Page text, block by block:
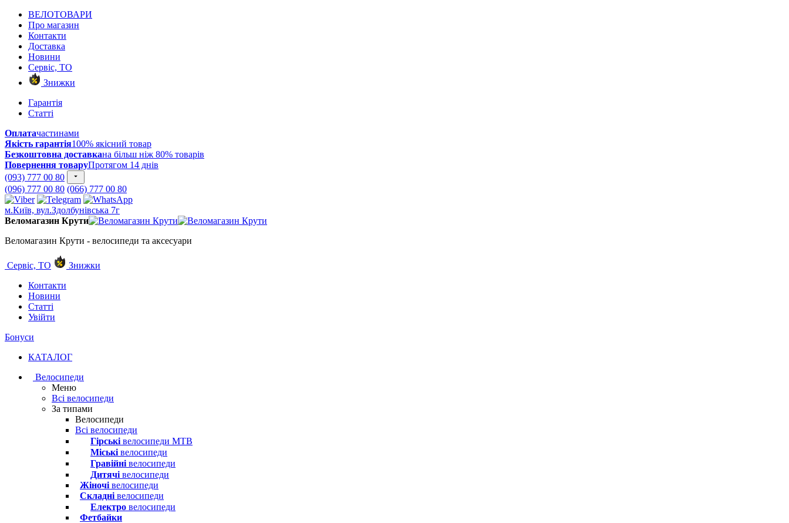
ВЕЛОТОВАРИ
Про магазин
Контакти
Доставка
Новини
Сервіс, ТО
Знижки
Гарантія
Статті
Оплатачастинами
Якість гарантія100% якісний товар
Безкоштовна доставкана більш ніж 80% товарів
Повернення товаруПротягом 14 днів
(093) 777 00 80
(096) 777 00 80 (066) 777 00 80
м.Київ, вул.Здолбунівська 7г
Веломагазин Крути
Веломагазин Крути - велосипеди та аксесуари
Сервіс, ТО
Знижки
Контакти
Новини
Статті
Увійти
Бонуси
КАТАЛОГ
Велосипеди
Меню
Всі велосипеди
За типами
Велосипеди
Всі велосипеди
Гірські велосипеди MTB
Міські велосипеди
Гравійні велосипеди
Дитячі велосипеди
Жіночі велосипеди
Складні велосипеди
Електро велосипеди
Фетбайки